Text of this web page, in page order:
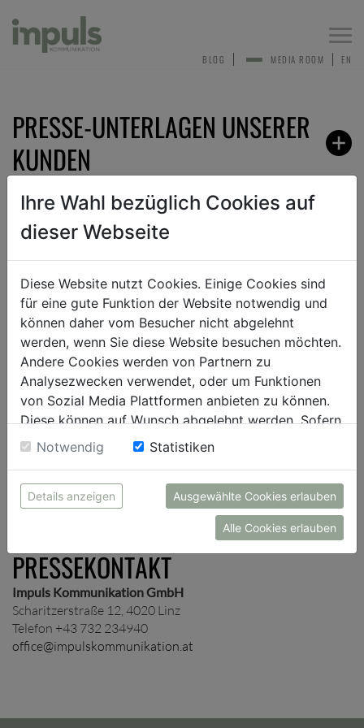
EN
MEDIA ROOM
BLOG
PRESSE-UNTERLAGEN UNSERER
KUNDEN
ZURÜCK
ANMELDEN ZUM PRESSEVERTEILER
Sehr gerne nehmen wir dich in unseren
Presseverteiler auf und schicken dir je nach Wunsch
unternehmens- und/oder themenspezifische
Presseinformationen zu.
PRESSEKONTAKT
Impuls Kommunikation GmbH
Scharitzerstraße 12, 4020 Linz
Telefon +43 732 234940
office@impulskommunikation.at
Ihre Wahl bezüglich Cookies auf
dieser Webseite
Diese Website nutzt Cookies. Einige Cookies sind
für eine gute Funktion der Website notwendig und
können daher vom Besucher nicht abgelehnt
werden, wenn Sie diese Website besuchen möchten.
Andere Cookies werden von Partnern zu
Analysezwecken verwendet, oder um Funktionen
von Sozial Media Plattformen anbieten zu können.
Diese können auf Wunsch abgelehnt werden. Sofern
sie unsere Webseite weiter nutzen, geben Sie
Einwilligung zu unseren Cookies.
Notwendig Statistiken
Details anzeigen Ausgewählte Cookies erlauben
Alle Cookies erlauben